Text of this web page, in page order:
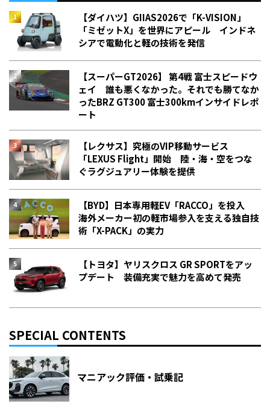
【ダイハツ】GIIAS2026で「K-VISION」
「ミゼットX」を世界にアピール インドネ
シアで電動化と軽の技術を発信
【スーパーGT2026】 第4戦 富士スピードウ
ェイ 誰も悪くなかった。それでも勝てなか
った――BRZ GT300 富士300kmインサイドレポ
ート
【レクサス】究極のVIP移動サービス
「LEXUS Flight」開始 陸・海・空をつな
ぐラグジュアリー体験を提供
【BYD】日本専用軽EV「RACCO」を投入
海外メーカー初の軽市場参入を支える独自技
術「X-PACK」の実力
【トヨタ】ヤリスクロス GR SPORTをアッ
プデート 装備充実で魅力を高めて発売
SPECIAL CONTENTS
マニアック評価・試乗記